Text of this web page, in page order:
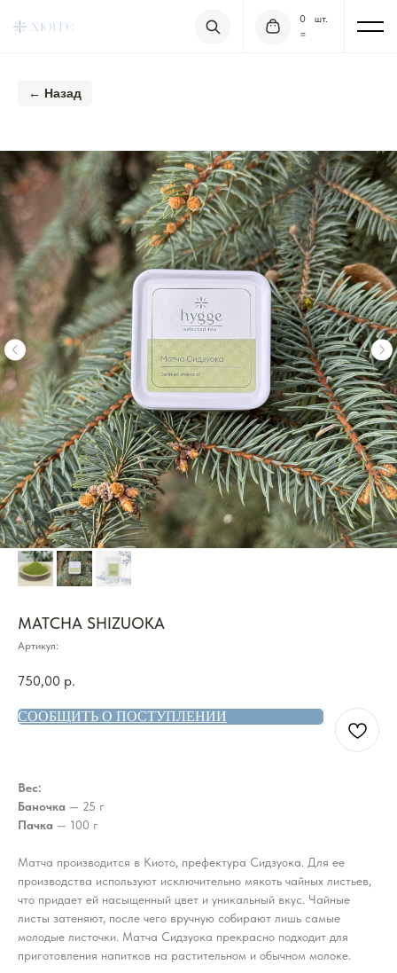
0
=
шт.
← Назад
MATCHA SHIZUOKA
Артикул:
750,00 р.
СООБЩИТЬ О ПОСТУПЛЕНИИ
Вес:
Баночка — 25 г
Пачка — 100 г
Матча производится в Киото, префектура Сидзуока. Для ее
производства используют исключительно мякоть чайных листьев,
что придает ей насыщенный цвет и уникальный вкус. Чайные
листы затеняют, после чего вручную собирают лишь самые
молодые листочки. Матча Сидзуока прекрасно подходит для
приготовления напитков на растительном и обычном молоке.